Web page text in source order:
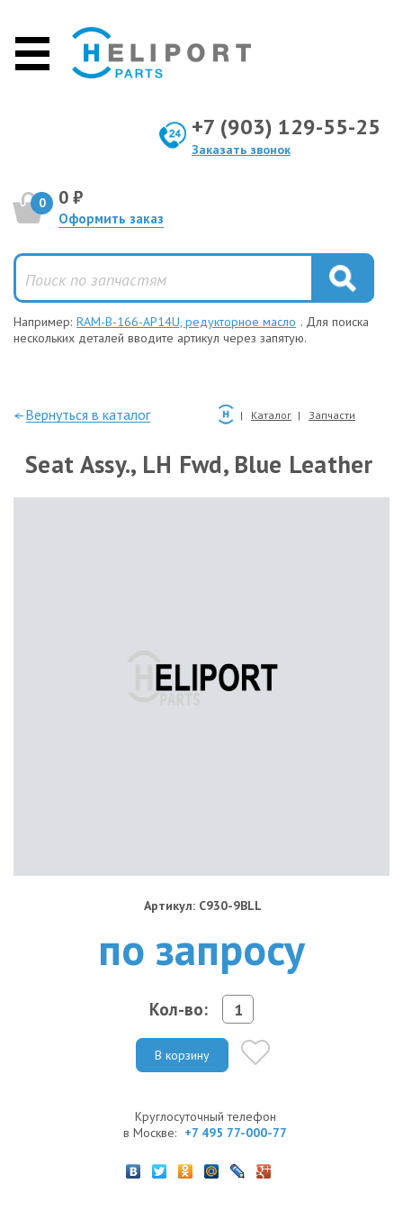
+7 (903) 129-55-25
Заказать звонок
0 0 ₽
Оформить заказ
Например: RAM-B-166-AP14U, редукторное масло . Для поиска
нескольких деталей вводите артикул через запятую.
—Вернуться в каталог Каталог Запчасти
Seat Assy., LH Fwd, Blue Leather
Артикул: C930-9BLL
по запросу
Кол-во:
В корзину
Круглосуточный телефон
в Москве: +7 495 77-000-77